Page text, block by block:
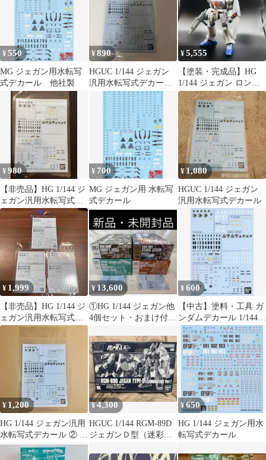
¥550
MG ジェガン用水転写
式デカール 他社製
¥890
HGUC 1/144 ジェガン
汎用水転写式デカール
¥5,555
【塗装・完成品】HG
1/144 ジェガン ロン
ド・ベル仕様 艶消し仕
上げ
¥980
【非売品】HG 1/144 ジ
ェガン汎用水転写式デ
カール② プレバン限定
¥ 700
MG ジェガン用 水転写
式デカール
¥1,080
HGUC 1/144 ジェガン
汎用水転写式デカール
¥ 1,999
【非売品】HG 1/144 ジ
ェガン汎用水転写式デ
カール 3枚セット
¥13,600
①HG 1/144 ジェガン他
4個セット・おまけ付き
載)
¥600
【中古】塗料・工具 ガ
ンダムデカール 1/144
HGUC ジェガン汎用水
転写式デカール2 「機
動戦士ガンダム」 ホビ
ーオンラインショップ
キャンペーン配布品
[2416749]
¥ 1,200
HG 1/144 ジェガン汎用
水転写式デカール ② 未
使用 1点
¥4,300
HGUC 1/144 RGM-89D
ジェガンＤ型（迷彩仕
¥650
HG 1/144 ジェガン用水
転写式デカール